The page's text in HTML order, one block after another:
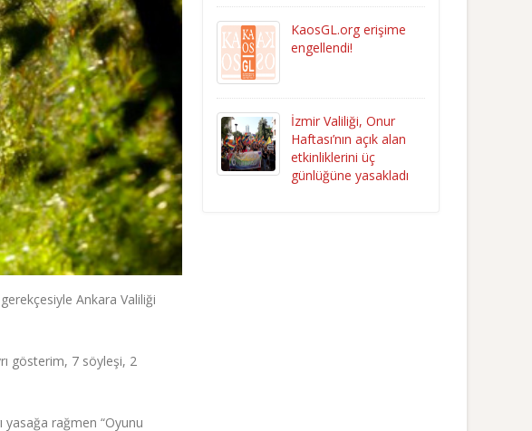
Ankara Valiliği
gösterim, 7 söyleşi, 2
yasağa rağmen “Oyunu
KaosGL.org erişime
engellendi!
İzmir Valiliği, Onur
Haftası’nın açık alan
etkinliklerini üç
günlüğüne yasakladı